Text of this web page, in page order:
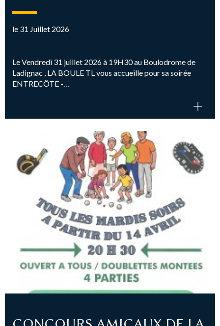
le 31 Juillet 2026
Le Vendredi 31 juillet 2026 à 19H30 au Boulodrome de
Ladignac , LA BOULE TL vous accueille pour sa soirée
ENTRECÔTE -…